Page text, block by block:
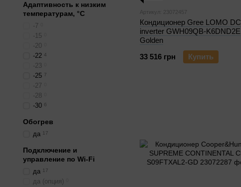
Артикул: 23072457
Кондиционер Gree LOMO DC
inverter GWH09QB-K6DND2E
Golden
33 516 грн
Купить
Адаптивность к низким
температурам, °С
-7
-15
-20
-22 4
-23
-25 7
-27
-28
-30 6
Обогрев
да 17
Подключение и
управление по Wi-Fi
да 17
да (опция)